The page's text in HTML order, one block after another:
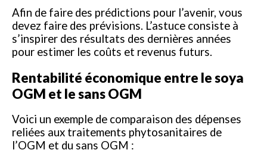
Afin de faire des prédictions pour l’avenir, vous
devez faire des prévisions. L’astuce consiste à
s’inspirer des résultats des dernières années
pour estimer les coûts et revenus futurs.
Rentabilité économique entre le soya
OGM et le sans OGM
Voici un exemple de comparaison des dépenses
reliées aux traitements phytosanitaires de
l’OGM et du sans OGM :